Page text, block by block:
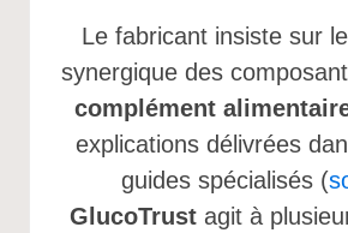
Le fabricant insiste sur
synergique des
complément
explications délivrées
guides spécialisés (
GlucoTrust agit à